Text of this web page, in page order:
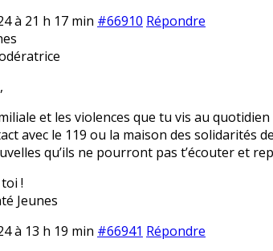
à 21 h 17 min #66910 Répondre
et les violences que tu vis au
avec le 119 ou la maison des solidarités
qu’ils ne pourront pas t’écouter et
!
Jeunes
à 13 h 19 min #66941 Répondre